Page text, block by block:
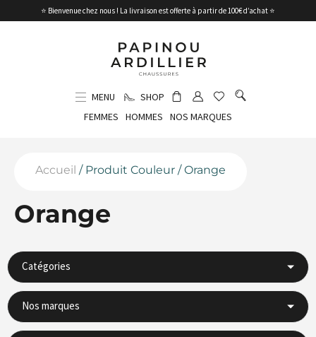
⭐ Bienvenue chez nous ! La livraison est offerte à partir de 100€ d’achat ⭐
MENU
SHOP
FEMMES
HOMMES NOS MARQUES
Accueil / Produit Couleur / Orange
Orange
Catégories
Nos marques